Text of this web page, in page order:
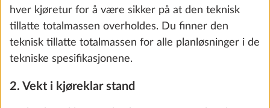
Totalvektsøkning til 2.000 kg, med teknisk
hver kjøretur for å være sikker på at den teknisk
tillatte totalmassen overholdes. Du finner den
teknisk tillatte totalmassen for alle planløsninger i de
tekniske spesifikasjonene.
2. Vekt i kjøreklar stand